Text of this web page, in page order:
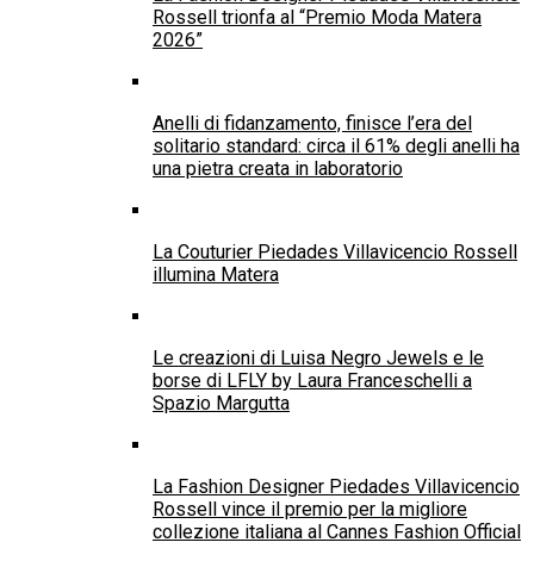
Rossell trionfa al “Premio Moda Matera
2026”
Anelli di fidanzamento, finisce l’era del
solitario standard: circa il 61% degli anelli ha
una pietra creata in laboratorio
La Couturier Piedades Villavicencio Rossell
illumina Matera
Le creazioni di Luisa Negro Jewels e le
borse di LFLY by Laura Franceschelli a
Spazio Margutta
La Fashion Designer Piedades Villavicencio
Rossell vince il premio per la migliore
collezione italiana al Cannes Fashion Official